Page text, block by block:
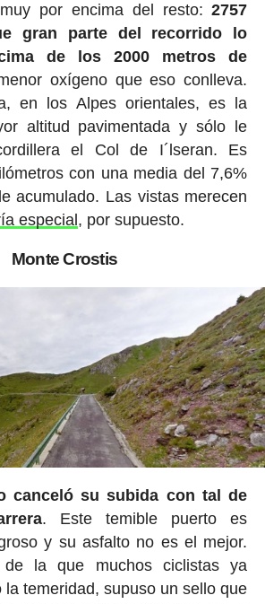
muy por encima del resto:2757
gran parte del recorrido lo
de los 2000 metros de
oxígeno que eso conlleva.
en los Alpes orientales, es la
altitud pavimentada y sólo le
el Col de I´lseran. Es
con una media del 7,6%
acumulado. Las vistas merecen
especial, por supuesto.
Monte Crostis
canceló su subida con tal de
. Este temible puerto es
y su asfalto no es el mejor.
la que muchos ciclistas ya
la temeridad, supuso un sello que